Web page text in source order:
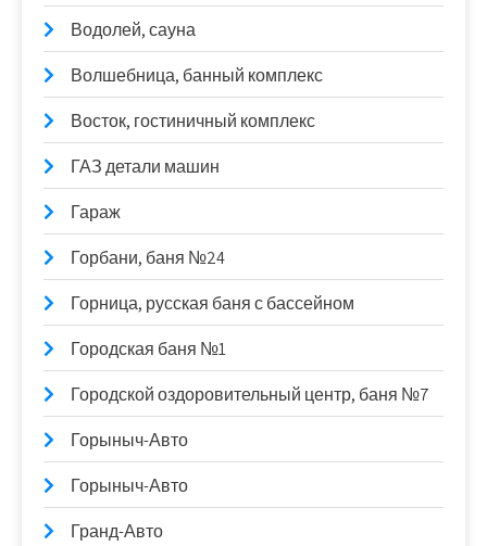
Водолей, сауна
Волшебница, банный комплекс
Восток, гостиничный комплекс
ГАЗ детали машин
Гараж
Горбани, баня №24
Горница, русская баня с бассейном
Городская баня №1
Городской оздоровительный центр, баня №7
Горыныч-Авто
Горыныч-Авто
Гранд-Авто